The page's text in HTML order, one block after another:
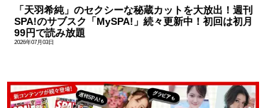
「天羽希純」のセクシーな秘蔵カットを大放出！週刊
SPA!のサブスク「MySPA!」続々更新中！初回は初月
99円で読み放題
2026年07月03日